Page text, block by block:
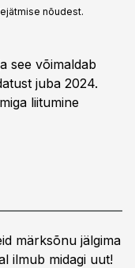
nõudest.
see võimaldab
juba 2024.
liitumine
märksõnu jälgima
ilmub midagi uut!